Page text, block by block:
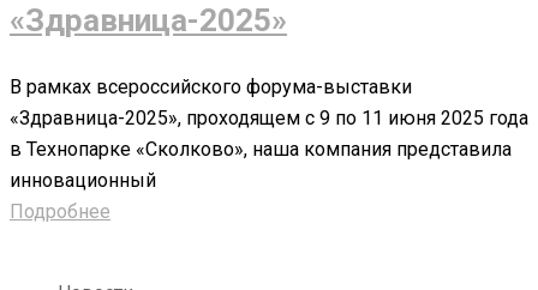
«Здравница-2025»
В рамках всероссийского форума-выставки
«Здравница-2025», проходящем с 9 по 11 июня 2025 года
в Технопарке «Сколково», наша компания представила
инновационный
Подробнее